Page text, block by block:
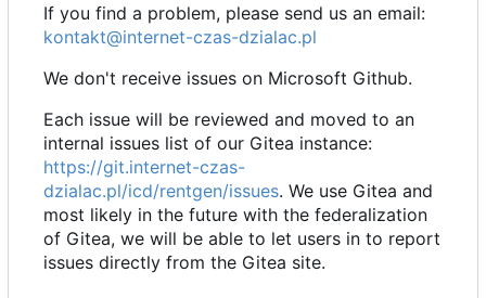
If you find a problem, please send us an email:
kontakt@internet-czas-dzialac.pl
We don't receive issues on Microsoft Github.
Each issue will be reviewed and moved to an
internal issues list of our Gitea instance:
https://git.internet-czas-
dzialac.pl/icd/rentgen/issues. We use Gitea and
most likely in the future with the federalization
of Gitea, we will be able to let users in to report
issues directly from the Gitea site.